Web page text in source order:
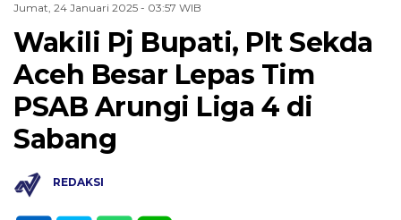
Jumat, 24 Januari 2025 - 03:57 WIB
Wakili Pj Bupati, Plt Sekda
Aceh Besar Lepas Tim
PSAB Arungi Liga 4 di
Sabang
REDAKSI